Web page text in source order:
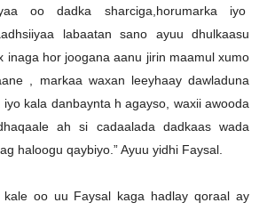
oo dadka sharciga,horumarka iyo
labaatan sano ayuu dhulkaasu
inaga hor joogana aanu jirin maamul xumo
, markaa waxan leeyhaay dawladuna
kala danbaynta h agayso, waxii awooda
ah si cadaalada dadkaas wada
haloogu qaybiyo.” Ayuu yidhi Faysal.
kale oo uu Faysal kaga hadlay qoraal ay